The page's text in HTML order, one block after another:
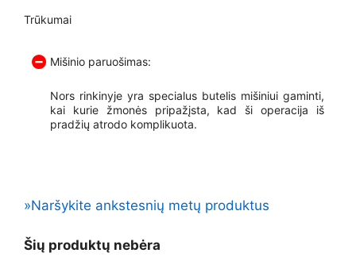
Trūkumai
Mišinio paruošimas:
Nors rinkinyje yra specialus butelis mišiniui gaminti,
kai kurie žmonės pripažįsta, kad ši operacija iš
pradžių atrodo komplikuota.
»Naršykite ankstesnių metų produktus
Šių produktų nebėra